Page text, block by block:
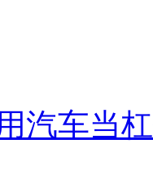
汽车当